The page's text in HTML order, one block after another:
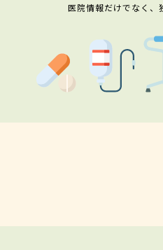
医院情報だけでなく、